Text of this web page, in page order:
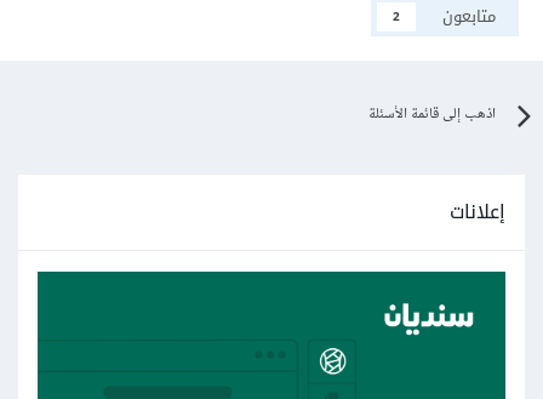
متابعون
2
اذهب إلى قائمة الأسئلة
إعلانات